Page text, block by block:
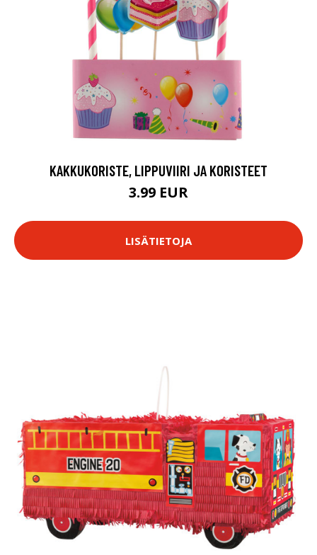
KAKKUKORISTE, LIPPUVIIRI JA KORISTEET
3.99 EUR
LISÄTIETOJA